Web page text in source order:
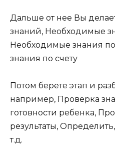
Дальше от нее Вы
знаний, Необходимые
Необходимые знания
знания по счету
Потом берете этап и
например, Проверка
готовности ребенка,
результаты,
т.д.